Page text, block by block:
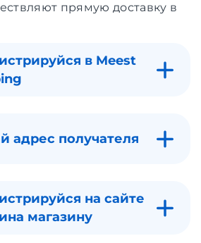
прямую доставку в
в Meest
адрес получателя
на сайте
магазину